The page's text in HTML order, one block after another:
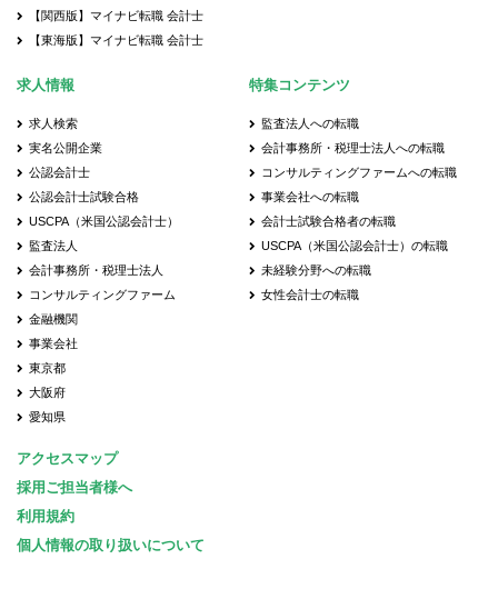
【関西版】マイナビ転職 会計士
【東海版】マイナビ転職 会計士
求人情報
求人検索
実名公開企業
公認会計士
公認会計士試験合格
USCPA（米国公認会計士）
監査法人
会計事務所・税理士法人
コンサルティングファーム
金融機関
事業会社
東京都
大阪府
愛知県
特集コンテンツ
監査法人への転職
会計事務所・税理士法人への転職
コンサルティングファームへの転職
事業会社への転職
会計士試験合格者の転職
USCPA（米国公認会計士）の転職
未経験分野への転職
女性会計士の転職
アクセスマップ
採用ご担当者様へ
利用規約
個人情報の取り扱いについて